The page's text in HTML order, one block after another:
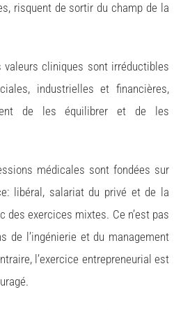
risquent de sortir du champ de la
valeurs cliniques sont irréductibles
industrielles et financières,
de les équilibrer et de les
médicales sont fondées sur
libéral, salariat du privé et de la
des exercices mixtes. Ce n’est pas
de l’ingénierie et du management
l’exercice entrepreneurial est